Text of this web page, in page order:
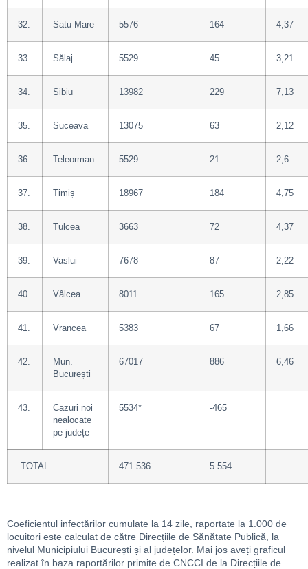
32. Satu Mare 5576 164 4,37
33. Sălaj 5529 45 3,21
34. Sibiu 13982 229 7,13
35. Suceava 13075 63 2,12
36. Teleorman 5529 21 2,6
37. Timiș 18967 184 4,75
38. Tulcea 3663 72 4,37
39. Vaslui 7678 87 2,22
40. Vâlcea 8011 165 2,85
41. Vrancea 5383 67 1,66
42.
Mun.
București
67017 886 6,46
43.
Cazuri noi
nealocate
pe județe
5534* -465
TOTAL 471.536 5.554
Coeficientul infectărilor cumulate la 14 zile, raportate la 1.000 de
locuitori este calculat de către Direcțiile de Sănătate Publică, la
nivelul Municipiului București și al județelor. Mai jos aveți graficul
realizat în baza raportărilor primite de CNCCI de la Direcțiile de